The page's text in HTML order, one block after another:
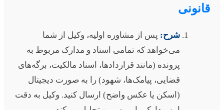
شرح:پس از مشاوره اولیه، وکیل از شما
می‌خواهد که تمامی اسناد و مدارک مربوط به
پرونده (مانند قراردادها، اسناد مالکیت، برگه‌های
قضایی، پیامک‌ها، شهود) را به صورت دیجیتال
(اسکن یا عکس واضح) ارسال کنید. وکیل به دقت